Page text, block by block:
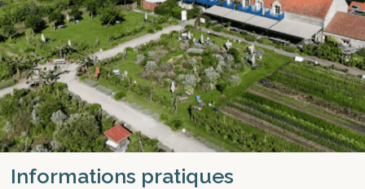
Informations pratiques